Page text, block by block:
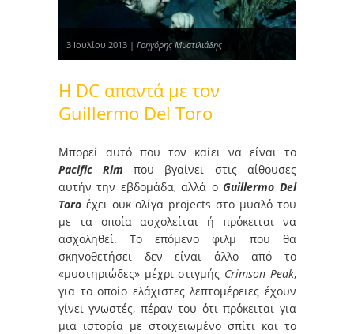
3 Ιουλίου 2013 | Γρηγόρης Μυστιλιάδης
Η DC απαντά με τον
Guillermo Del Toro
Μπορεί αυτό που τον καίει να είναι το
Pacific Rim που βγαίνει στις αίθουσες
αυτήν την εβδομάδα, αλλά ο Guillermo Del
Toro έχει ουκ ολίγα projects στο μυαλό του
με τα οποία ασχολείται ή πρόκειται να
ασχοληθεί. Το επόμενο φιλμ που θα
σκηνοθετήσει δεν είναι άλλο από το
«μυστηριώδες» μέχρι στιγμής Crimson Peak,
για το οποίο ελάχιστες λεπτομέρειες έχουν
γίνει γνωστές, πέραν του ότι πρόκειται για
μια ιστορία με στοιχειωμένο σπίτι και το